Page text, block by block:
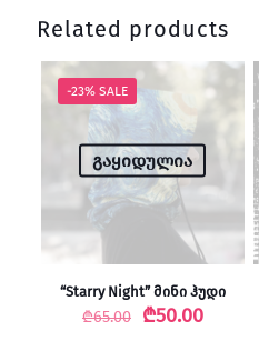
Related products
-23% SALE
გაყიდულია
“Starry Night” მინი ჰუდი
₾65.00
Original
₾50.00Current